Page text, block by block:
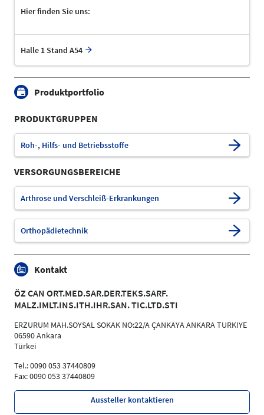
Hier finden Sie uns:
Halle 1 Stand A54
Produktportfolio
PRODUKTGRUPPEN
Roh-, Hilfs- und Betriebsstoffe
VERSORGUNGSBEREICHE
Arthrose und Verschleiß-Erkrankungen
Orthopädietechnik
Kontakt
ÖZ CAN ORT.MED.SAR.DER.TEKS.SARF.
MALZ.IMLT.INS.ITH.IHR.SAN. TIC.LTD.STI
ERZURUM MAH.SOYSAL SOKAK NO:22/A ÇANKAYA ANKARA TURKIYE
06590 Ankara
Türkei
Tel.: 0090 053 37440809
Fax: 0090 053 37440809
Aussteller kontaktieren